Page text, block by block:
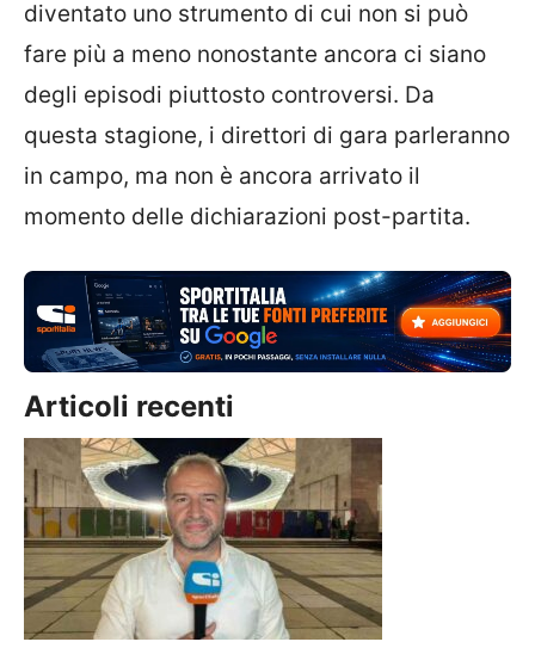
diventato uno strumento di cui non si può
fare più a meno nonostante ancora ci siano
degli episodi piuttosto controversi. Da
questa stagione, i direttori di gara parleranno
in campo, ma non è ancora arrivato il
momento delle dichiarazioni post-partita.
Articoli recenti